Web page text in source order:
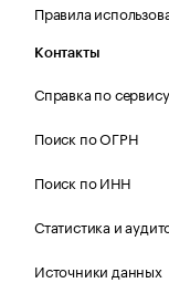
Правила
Контакты
Справка по сервису
Поиск по ОГРН
Поиск по ИНН
Статистика и
Источники данных